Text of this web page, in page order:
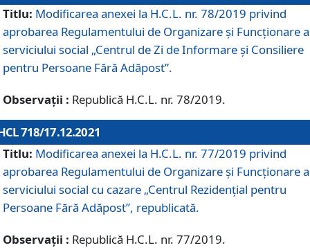
Titlu: Modificarea anexei la H.C.L. nr. 78/2019 privind
aprobarea Regulamentului de Organizare și Funcționare
serviciului social „Centrul de Zi de Informare şi Consiliere
pentru Persoane Fără Adăpost”.
Observații : Republică H.C.L. nr. 78/2019.
718/17.12.2021
Titlu: Modificarea anexei la H.C.L. nr. 77/2019 privind
aprobarea Regulamentului de Organizare și Funcționare
serviciului social cu cazare „Centrul Rezidențial pentru
Persoane Fără Adăpost”, republicată.
Observații : Republică H.C.L. nr. 77/2019.